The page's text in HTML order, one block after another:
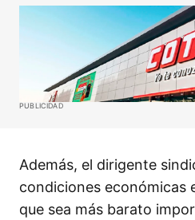
PUBLICIDAD
Además, el dirigente
condiciones económicas
que sea más barato